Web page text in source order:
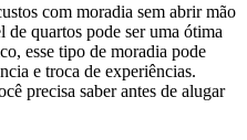
com moradia sem abrir mão
quartos pode ser uma ótima
esse tipo de moradia pode
e troca de experiências.
precisa saber antes de alugar